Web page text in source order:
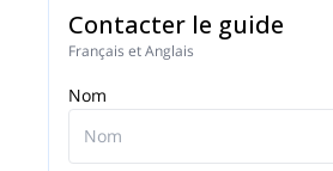
Contacter le guide
Français et Anglais
Nom